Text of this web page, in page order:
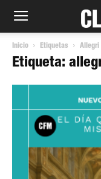
Inicio Etiquetas Allegri
Etiqueta: